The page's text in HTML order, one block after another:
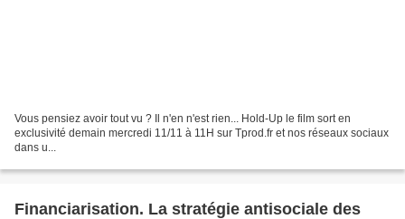
Vous pensiez avoir tout vu ? Il n'en n'est rien... Hold-Up le film sort en
exclusivité demain mercredi 11/11 à 11H sur Tprod.fr et nos réseaux sociaux
dans u...
Financiarisation. La stratégie antisociale des